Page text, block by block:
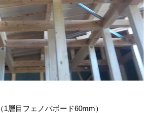
1層目フェノバボード60mm）